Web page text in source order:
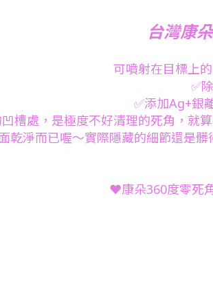
台灣康
可噴射在目標上
✅
✅添加Ag+銀
槽處，是極度不好清理的死角，就
乾淨而已喔～實際隱藏的細節還是
❤️康朵360度零死